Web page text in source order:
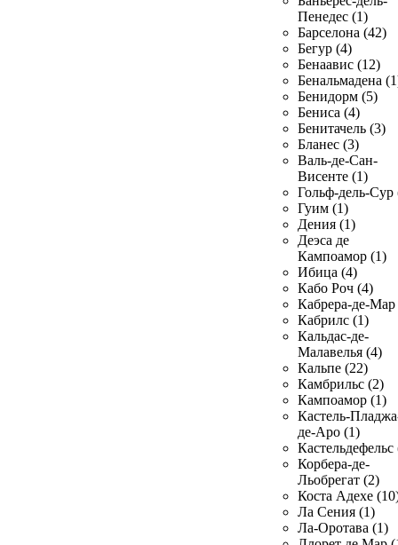
Пенедес (1)
Барселона (42)
Бегур (4)
Бенаавис (12)
Бенальмадена
Бенидорм (5)
Бениса (4)
Бенитачель (3)
Бланес (3)
Валь-де-Сан-
Висенте (1)
Гольф-дель-Сур
Гуим (1)
Дения (1)
Деэса де
Кампоамор (1)
Ибица (4)
Кабо Роч (4)
Кабрера-де-Мар
Кабрилс (1)
Кальдас-де-
Малавелья (4)
Кальпе (22)
Камбрильс (2)
Кампоамор (1)
Кастель-
де-Аро (1)
Кастельдефельс
Корбера-де-
Льобрегат (2)
Коста Адехе
Ла Сения (1)
Ла-Оротава (1)